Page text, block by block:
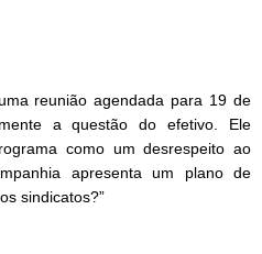
reunião agendada para 19 de
a questão do efetivo. Ele
como um desrespeito ao
apresenta um plano de
sindicatos?”